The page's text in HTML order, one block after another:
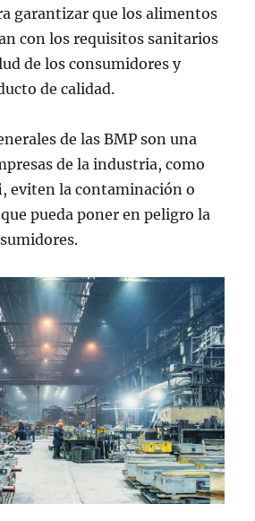
garantizar que los alimentos
con los requisitos sanitarios
de los consumidores y
de calidad.
de las BMP son una
de la industria, como
, eviten la contaminación o
pueda poner en peligro la